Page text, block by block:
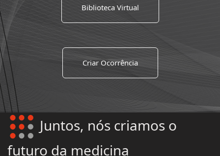
Biblioteca Virtual
Criar Ocorrência
Juntos, nós criamos o
futuro da medicina